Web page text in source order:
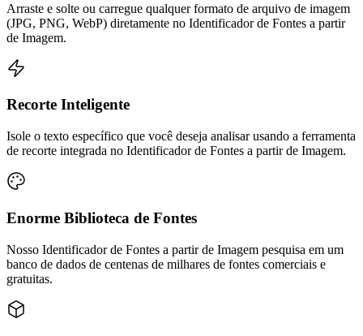
Arraste e solte ou carregue qualquer formato de arquivo de imagem
(JPG, PNG, WebP) diretamente no Identificador de Fontes a partir
de Imagem.
Recorte Inteligente
Isole o texto específico que você deseja analisar usando a ferramenta
de recorte integrada no Identificador de Fontes a partir de Imagem.
Enorme Biblioteca de Fontes
Nosso Identificador de Fontes a partir de Imagem pesquisa em um
banco de dados de centenas de milhares de fontes comerciais e
gratuitas.